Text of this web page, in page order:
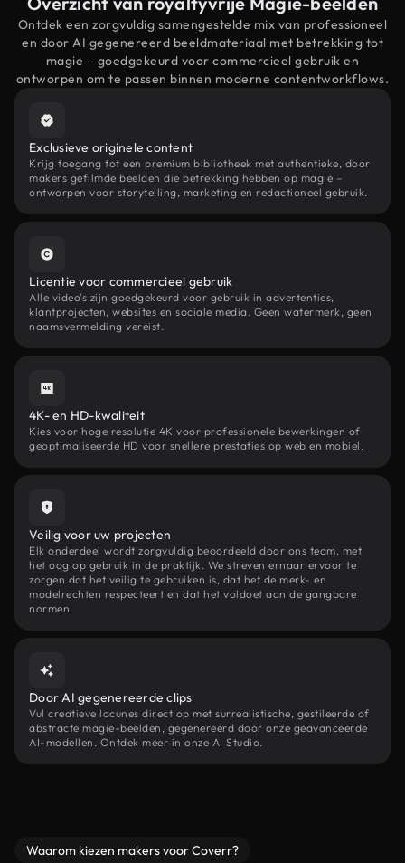
Ontdek een zorgvuldig samengestelde mix van professioneel
en door AI gegenereerd beeldmateriaal met betrekking tot
magie – goedgekeurd voor commercieel gebruik en
ontworpen om te passen binnen moderne contentworkflows.
Exclusieve originele content
Krijg toegang tot een premium bibliotheek met authentieke, door
makers gefilmde beelden die betrekking hebben op magie –
ontworpen voor storytelling, marketing en redactioneel gebruik.
Licentie voor commercieel gebruik
Alle video's zijn goedgekeurd voor gebruik in advertenties,
klantprojecten, websites en sociale media. Geen watermerk, geen
naamsvermelding vereist.
4K- en HD-kwaliteit
Kies voor hoge resolutie 4K voor professionele bewerkingen of
geoptimaliseerde HD voor snellere prestaties op web en mobiel.
Veilig voor uw projecten
Elk onderdeel wordt zorgvuldig beoordeeld door ons team, met
het oog op gebruik in de praktijk. We streven ernaar ervoor te
zorgen dat het veilig te gebruiken is, dat het de merk- en
modelrechten respecteert en dat het voldoet aan de gangbare
normen.
Door AI gegenereerde clips
Vul creatieve lacunes direct op met surrealistische, gestileerde of
abstracte magie-beelden, gegenereerd door onze geavanceerde
AI-modellen. Ontdek meer in onze AI Studio.
Waarom kiezen makers voor Coverr?